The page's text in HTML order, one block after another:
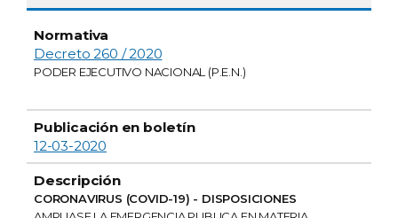
Decreto 260 / 2020
PODER EJECUTIVO NACIONAL (P.E.N.)
12-03-2020
CORONAVIRUS (COVID-19) - DISPOSICIONES